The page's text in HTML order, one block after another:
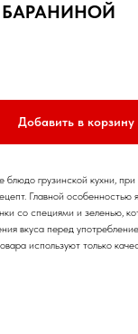
Добавить в корзину
грузинской кухни,
Главной особенностью
со специями и зеленью,
вкуса перед
используют только